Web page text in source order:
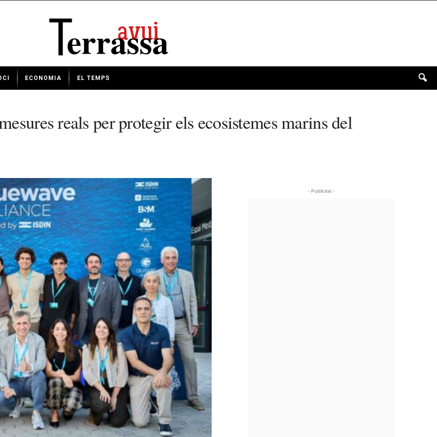
ECONOMIA EL TEMPS
reals per protegir els ecosistemes marins del
- Publicitat -